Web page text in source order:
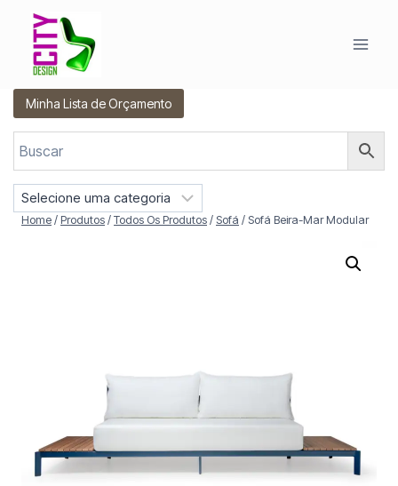
Conteúdo
Minha Lista de Orçamento
eHome / Produtos / Todos Os Produtos / Sofá / Sofá Beira-Mar Modular